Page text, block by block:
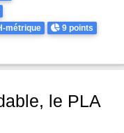
métrique Points
9 points
le PLA